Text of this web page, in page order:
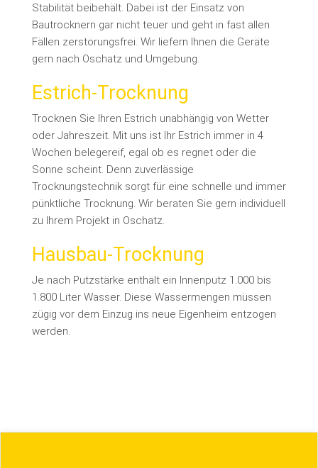
Stabilität beibehält. Dabei ist der Einsatz von
Bautrocknern gar nicht teuer und geht in fast allen
Fällen zerstörungsfrei. Wir liefern Ihnen die Geräte
gern nach Oschatz und Umgebung.
Estrich-Trocknung
Trocknen Sie Ihren Estrich unabhängig von Wetter
oder Jahreszeit. Mit uns ist Ihr Estrich immer in 4
Wochen belegereif, egal ob es regnet oder die
Sonne scheint. Denn zuverlässige
Trocknungstechnik sorgt für eine schnelle und immer
pünktliche Trocknung. Wir beraten Sie gern individuell
zu Ihrem Projekt in Oschatz.
Hausbau-Trocknung
Je nach Putzstärke enthält ein Innenputz 1.000 bis
1.800 Liter Wasser. Diese Wassermengen müssen
zügig vor dem Einzug ins neue Eigenheim entzogen
werden.